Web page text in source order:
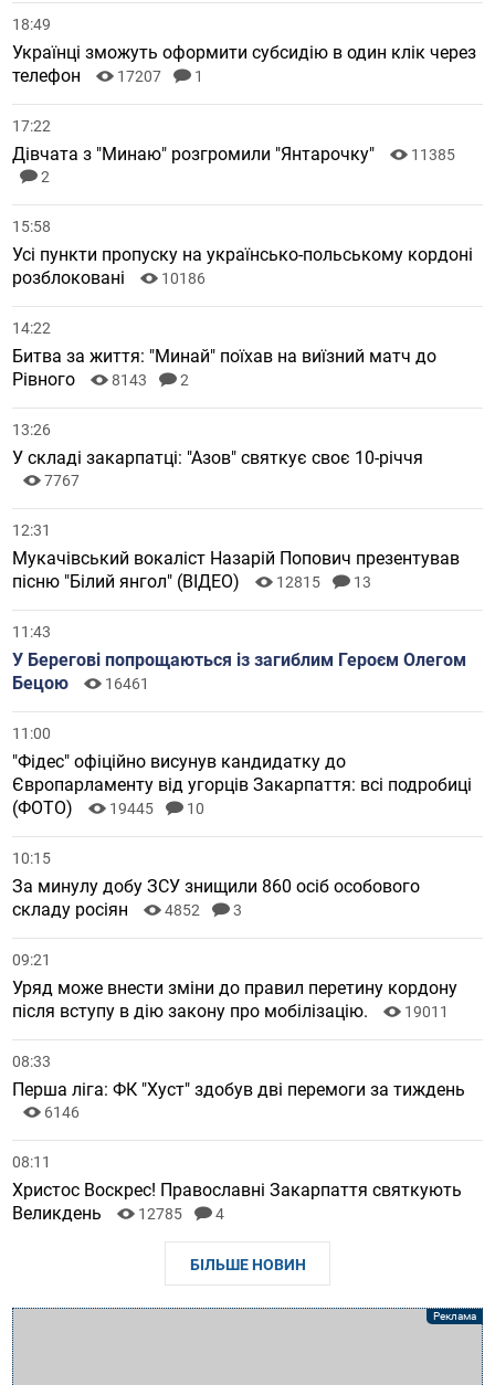
18:49
Українці зможуть оформити субсидію в один клік через
телефон
17207 1
17:22
Дівчата з "Минаю" розгромили "Янтарочку"
11385
2
15:58
Усі пункти пропуску на українсько-польському кордоні
розблоковані
10186
14:22
Битва за життя: "Минай" поїхав на виїзний матч до
Рівного
8143 2
13:26
У складі закарпатці: "Азов" святкує своє 10-річчя
7767
12:31
Мукачівський вокаліст Назарій Попович презентував
пісню "Білий янгол" (ВІДЕО)
12815 13
11:43
У Берегові попрощаються із загиблим Героєм Олегом
Бецою
16461
11:00
"Фідес" офіційно висунув кандидатку до
Європарламенту від угорців Закарпаття: всі подробиці
(ФОТО)
19445 10
10:15
За минулу добу ЗСУ знищили 860 осіб особового
складу росіян
4852 3
09:21
Уряд може внести зміни до правил перетину кордону
після вступу в дію закону про мобілізацію.
19011
08:33
Перша ліга: ФК "Хуст" здобув дві перемоги за тиждень
6146
08:11
Христос Воскрес! Православні Закарпаття святкують
Великдень
12785 4
БІЛЬШЕ НОВИН